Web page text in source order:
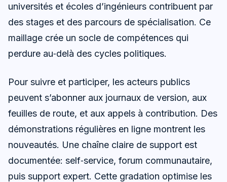
universités et écoles d’ingénieurs contribuent par
des stages et des parcours de spécialisation. Ce
maillage crée un socle de compétences qui
perdure au‑delà des cycles politiques.
Pour suivre et participer, les acteurs publics
peuvent s’abonner aux journaux de version, aux
feuilles de route, et aux appels à contribution. Des
démonstrations régulières en ligne montrent les
nouveautés. Une chaîne claire de support est
documentée: self‑service, forum communautaire,
puis support expert. Cette gradation optimise les